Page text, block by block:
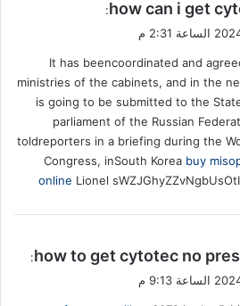
how can i get
:
It has beencoordinated and
ministries of the cabinets, and in the
is going to be submitted to the
parliament of the Russian
toldreporters in a briefing during the
Congress, inSouth Korea buy
online Lionel
how to get cytotec no
: